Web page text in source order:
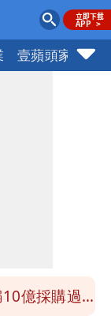
壹蘋頭家 健
「4口
億採購過